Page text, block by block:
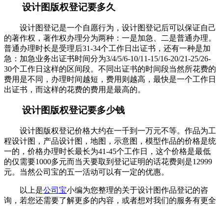
设计图版权登记要多久
设计图登记是一个自愿行为，设计图登记后可以保证自己
的著作权，著作权办理分为两种：一是加急、二是普通办理。
普通办理时长是受理后31-34个工作日出证书，还有一种是加
急：加急业务出证书时间分为3/4/5/6-10/11-15/16-20/21-25/26-
30个工作日这样的区间段。不同出证书的时间段当然所花费的
费用是不同，办理时间越短，费用则越高，最快是一个工作日
出证书，而这样的花费的费用是最高的。
设计图版权登记要多少钱
设计图版权登记价格大约在一千到一万元不等。作品为工
程设计图，产品设计图，地图，示意图，模型作品的价格是统
一的，价格办理时长最长为41-45个工作日，这个价格是最低
的仅需要1000多元而当天要取到登记证明的话花费则是12999
元。当然公司宝的五一活动可以有一定的优惠。
以上是公司宝小编为您整理的关于设计图作品登记的咨
询，若您还需要了解更多的内容，或者想对我们的服务有更全